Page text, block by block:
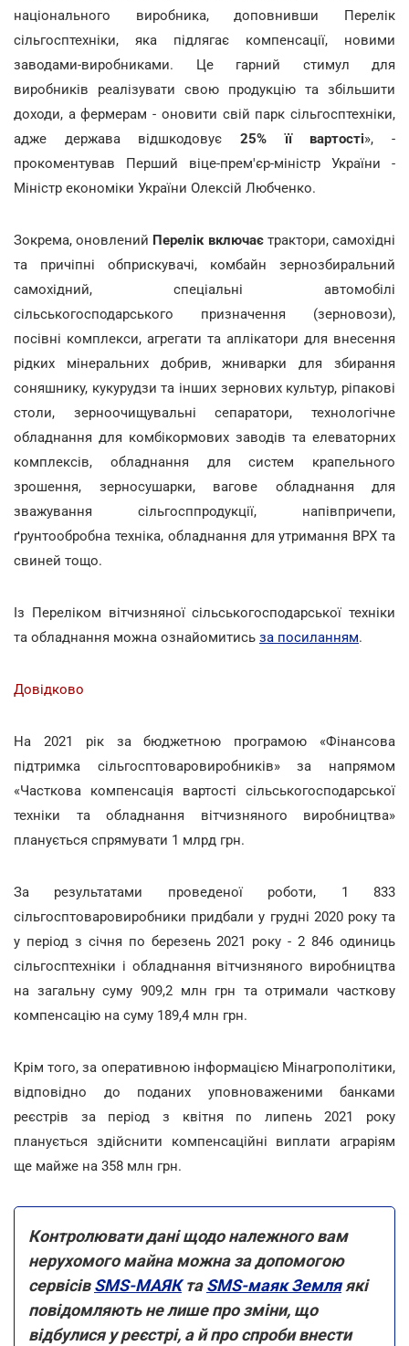
національного виробника, доповнивши Перелік
сільгосптехніки, яка підлягає компенсації, новими
заводами-виробниками. Це гарний стимул для
виробників реалізувати свою продукцію та збільшити
доходи, а фермерам - оновити свій парк сільгосптехніки,
адже держава відшкодовує 25% її вартості», -
прокоментував Перший віце-прем'єр-міністр України -
Міністр економіки України Олексій Любченко.
Зокрема, оновлений Перелік включаєтрактори, самохідні
та причіпні обприскувачі, комбайн зернозбиральний
самохідний, спеціальні автомобілі
сільськогосподарського призначення (зерновози),
посівні комплекси, агрегати та аплікатори для внесення
рідких мінеральних добрив, жниварки для збирання
соняшнику, кукурудзи та інших зернових культур, ріпакові
столи, зерноочищувальні сепаратори, технологічне
обладнання для комбікормових заводів та елеваторних
комплексів, обладнання для систем крапельного
зрошення, зерносушарки, вагове обладнання для
зважування сільгосппродукції, напівпричепи,
ґрунтообробна техніка, обладнання для утримання ВРХ та
свиней тощо.
Із Переліком вітчизняної сільськогосподарської техніки
та обладнання можна ознайомитись за посиланням.
Довідково
На 2021 рік за бюджетною програмою «Фінансова
підтримка сільгосптоваровиробників» за напрямом
«Часткова компенсація вартості сільськогосподарської
техніки та обладнання вітчизняного виробництва»
планується спрямувати 1 млрд грн.
За результатами проведеної роботи, 1 833
сільгосптоваровиробники придбали у грудні 2020 року та
у період з січня по березень 2021 року - 2 846 одиниць
сільгосптехніки і обладнання вітчизняного виробництва
на загальну суму 909,2 млн грн та отримали часткову
компенсацію на суму 189,4 млн грн.
Крім того, за оперативною інформацією Мінагрополітики,
відповідно до поданих уповноваженими банками
реєстрів за період з квітня по липень 2021 року
планується здійснити компенсаційні виплати аграріям
ще майже на 358 млн грн.
Контролювати дані щодо належного вам
нерухомого майна можна за допомогою
сервісівSMS-МАЯКтаSMS-маяк Земляякі
повідомляють не лише про зміни, що
відбулися у реєстрі, а й про спроби внести